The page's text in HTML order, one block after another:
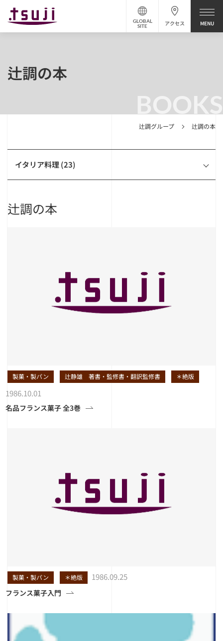
アクセス
GLOBAL
SITE
BOOKS
辻調グループ 辻調の本
辻調の本
イタリア料理 (23)
辻調の本
製菓・製パン 辻静雄 著書・監修書・翻訳監修書 ＊絶版
1986.10.01
名品フランス菓子 全3巻
製菓・製パン ＊絶版 1986.09.25
フランス菓子入門